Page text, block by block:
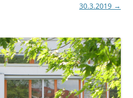
30.3.2019 →